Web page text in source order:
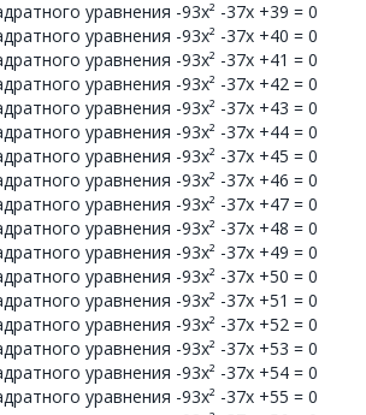
уравнения -93x² -37x +39 = 0
уравнения -93x² -37x +40 = 0
уравнения -93x² -37x +41 = 0
уравнения -93x² -37x +42 = 0
уравнения -93x² -37x +43 = 0
уравнения -93x² -37x +44 = 0
уравнения -93x² -37x +45 = 0
уравнения -93x² -37x +46 = 0
уравнения -93x² -37x +47 = 0
уравнения -93x² -37x +48 = 0
уравнения -93x² -37x +49 = 0
уравнения -93x² -37x +50 = 0
уравнения -93x² -37x +51 = 0
уравнения -93x² -37x +52 = 0
уравнения -93x² -37x +53 = 0
уравнения -93x² -37x +54 = 0
уравнения -93x² -37x +55 = 0